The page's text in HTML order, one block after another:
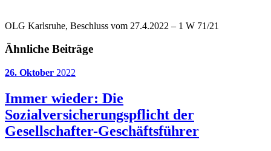
OLG Karlsruhe, Beschluss vom 27.4.2022 – 1 W 71/21
Ähnliche Beiträge
26. Oktober 2022
Immer wieder: Die
Sozialversicherungspflicht der
Gesellschafter-Geschäftsführer